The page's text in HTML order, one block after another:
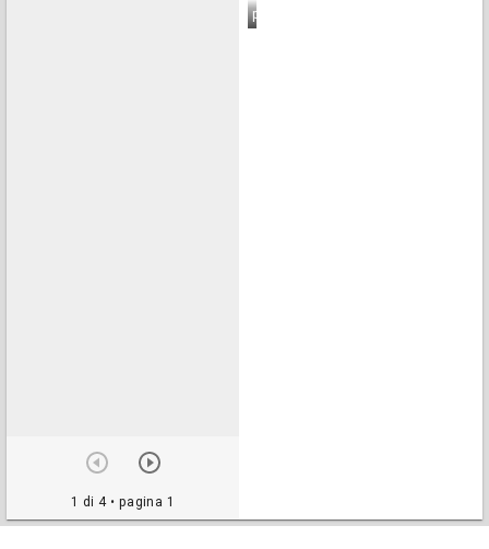
1 di 4• pagina 1
pagina 4